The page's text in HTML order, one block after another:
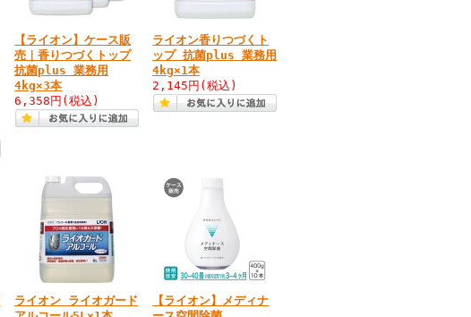
【ライオン】ケース販
売｜香りつづくトップ
抗菌plus 業務用
4kg×3本
6,358円 (税込)
ライオン香りつづくト
ップ 抗菌plus 業務用
4kg×1本
2,145円 (税込)
ライオン ライオガード
【ライオン】メディナ